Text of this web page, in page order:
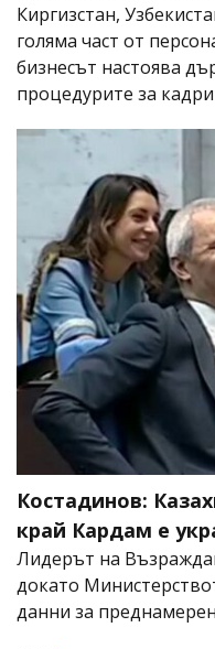
Киргизстан,
голяма част от
бизнесът настоява
процедурите за
Костадинов:
край Кардам е
Лидерът на
докато
данни за